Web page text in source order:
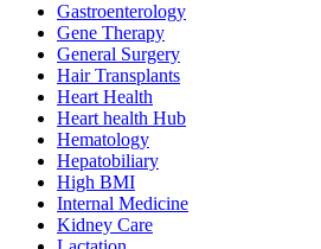
Gastroenterology
Gene Therapy
General Surgery
Hair Transplants
Heart Health
Heart health Hub
Hematology
Hepatobiliary
High BMI
Internal Medicine
Kidney Care